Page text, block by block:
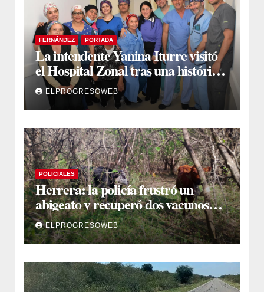
FERNÁNDEZ PORTADA
La intendente Yanina Iturre visitó
el Hospital Zonal tras una histórica
jornada de intervenciones
laparoscópicas
ELPROGRESOWEB
POLICIALES
Herrera: la policía frustró un
abigeato y recuperó dos vacunos
ocultos en una zona montuosa
ELPROGRESOWEB